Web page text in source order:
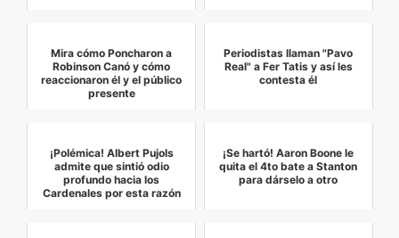
Mira cómo Poncharon a
Robinson Canó y cómo
reaccionaron él y el público
presente
Periodistas llaman "Pavo
Real" a Fer Tatis y así les
contesta él
¡Polémica! Albert Pujols
admite que sintió odio
profundo hacia los
Cardenales por esta razón
¡Se hartó! Aaron Boone le
quita el 4to bate a Stanton
para dárselo a otro